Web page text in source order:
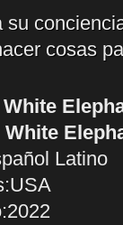
cosas
White
White
Latino